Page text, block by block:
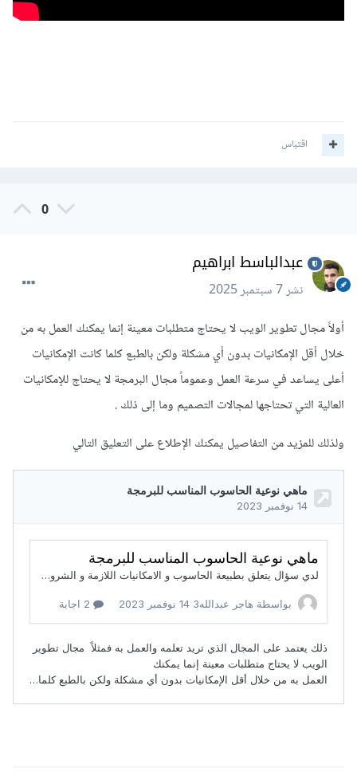
اقتباس
0
عبدالباسط ابراهيم
نشر7 سبتمبر 2025
أولاً مجال تطوير الويب لا يحتاج متطلبات معينة إنما يمكنك العمل به من
خلال أقل الإمكانيات بدون أي مشكلة ولكن بالطبع كلما كانت الإمكانيات
أعلى يساعد في سرعة العمل وعموماً مجال البرمجة لا يحتاج للإمكانيات
العالية التي تحتاجها لمجالات التصميم وما إلى ذلك .
ولذلك للمزيد من التفاصيل يمكنك الإطلاع على التعليق التالي